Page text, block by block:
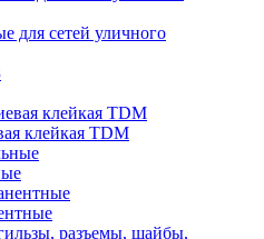
для сетей уличного
клейкая TDM